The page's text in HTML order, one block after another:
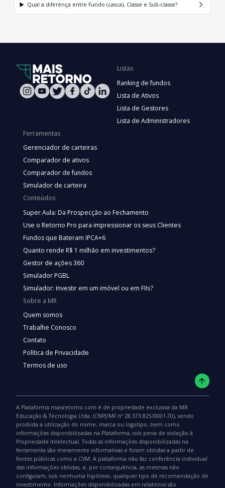
Qual a diferença entre Fundo (casca), Classe e Sub-classe?
Listas
Ranking de fundos
Lista de Ativos
Lista de Gestores
Lista de Administradores
Ferramentas
Gerenciador de carteiras
Comparador de ativos
Comparador de fundos
Simulador de carteira
Conteúdos
Super Aula: Da Prospecção ao Fechamento
Use o Retorno Pro para impressionar os seus Clientes
Fundos que Bateram IPCA+6
Quanto rende R$ 1 milhão em investimentos?
Gestor de ações 360
Simulador PGBL
Simulador: Investir em um imóvel ou em FIIs?
Sobre a MR
Quem somos
Trabalhe Conosco
Contato
Política de Privacidade
Termos de uso
A Plataforma maisretorno.com é de propriedade exclusiva da MR
Educação & Tecnologia Ltda. (CNPJ/MF nº 28.373.825/0001-70), sendo
proibida a utilização do nome, marca ou logotipo, bem como
informações disponibilizadas na Plataforma, sob pena de violação à
Propriedade Intelectual. Todas as informações disponibilizadas na
ferramenta são meramente informativas e foram obtidas a partir de
fontes públicas como a CVM. A plataforma não faz conferência individual
das informações obtidas, e, por consequência, as mesmas não
configuram, sob nenhuma hipótese, qualquer tipo de recomendação de
investimento. Informações disponibilizadas em relatórios são